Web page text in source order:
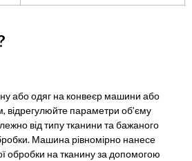
або одяг на конвеєр машини або
відрегулюйте параметри об’єму
від типу тканини та бажаного
Машина рівномірно нанесе
обробки на тканину за допомогою